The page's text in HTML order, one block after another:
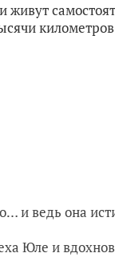
и ведь она
Юле и